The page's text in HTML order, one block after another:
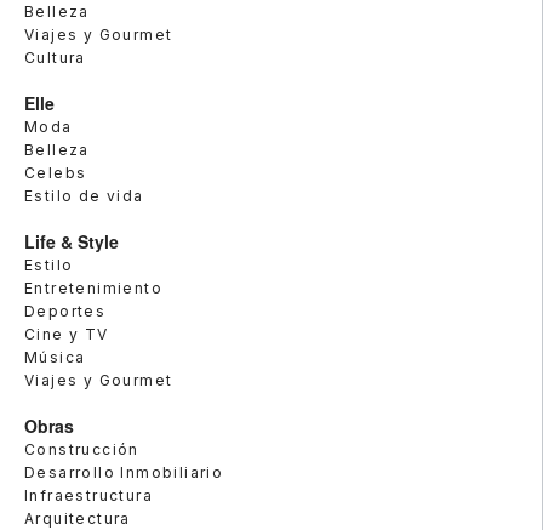
Belleza
Viajes y Gourmet
Cultura
Elle
Moda
Belleza
Celebs
Estilo de vida
Life & Style
Estilo
Entretenimiento
Deportes
Cine y TV
Música
Viajes y Gourmet
Obras
Construcción
Desarrollo Inmobiliario
Infraestructura
Arquitectura